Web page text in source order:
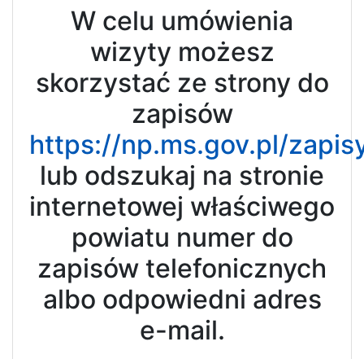
W celu umówienia
wizyty możesz
skorzystać ze strony do
zapisów
https://np.ms.gov.pl/
lub odszukaj na stronie
internetowej właściwego
powiatu numer do
zapisów telefonicznych
albo odpowiedni adres
e-mail.